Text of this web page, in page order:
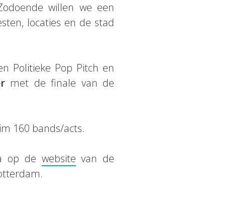
willen we een
locaties en de stad
Politieke Pop Pitch en
met de finale van de
160 bands/acts.
op de website van de